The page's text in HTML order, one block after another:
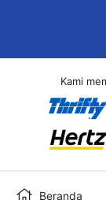
Kami
Beranda